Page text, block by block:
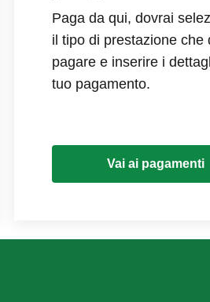
Paga da qui, dovrai
il tipo di prestazione che
pagare e inserire i
tuo pagamento.
Vai ai pagamenti